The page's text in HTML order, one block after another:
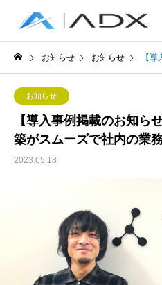
お知らせ お知らせ 【導入事
お知らせ
【導入事例掲載のお知ら
築がスムーズで社内の業
2023.05.18